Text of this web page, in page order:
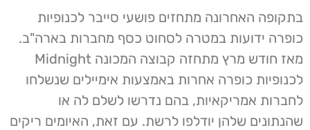
בתקופה האחרונה מתחזים פושעי סייבר לכנופיות
כופרה ידועות במטרה לסחוט כסף מחברות בארה"ב.
מאז חודש מרץ מתחזה קבוצה המכונה Midnight
לכנופיות כופרה אחרות באמצעות אימיילים שנשלחו
לחברות אמריקאיות, בהם נדרשו לשלם לה או
שהנתונים שלהן יודלפו לרשת. עם זאת, האיומים ריקים